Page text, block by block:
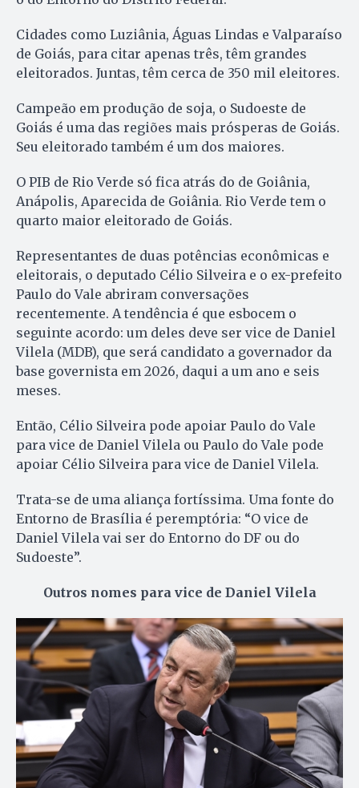
Cidades como Luziânia, Águas Lindas e Valparaíso
de Goiás, para citar apenas três, têm grandes
eleitorados. Juntas, têm cerca de 350 mil eleitores.
Campeão em produção de soja, o Sudoeste de
Goiás é uma das regiões mais prósperas de Goiás.
Seu eleitorado também é um dos maiores.
O PIB de Rio Verde só fica atrás do de Goiânia,
Anápolis, Aparecida de Goiânia. Rio Verde tem o
quarto maior eleitorado de Goiás.
Representantes de duas potências econômicas e
eleitorais, o deputado Célio Silveira e o ex-prefeito
Paulo do Vale abriram conversações
recentemente. A tendência é que esbocem o
seguinte acordo: um deles deve ser vice de Daniel
Vilela (MDB), que será candidato a governador da
base governista em 2026, daqui a um ano e seis
meses.
Então, Célio Silveira pode apoiar Paulo do Vale
para vice de Daniel Vilela ou Paulo do Vale pode
apoiar Célio Silveira para vice de Daniel Vilela.
Trata-se de uma aliança fortíssima. Uma fonte do
Entorno de Brasília é peremptória: “O vice de
Daniel Vilela vai ser do Entorno do DF ou do
Sudoeste”.
Outros nomes para vice de Daniel Vilela